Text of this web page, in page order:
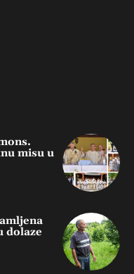
misu u
dolaze